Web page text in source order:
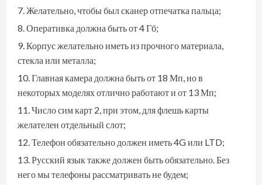
Желательно, чтобы был сканер отпечатка пальца;
Оперативка должна быть от 4 Гб;
Корпус желательно иметь из прочного материала,
стекла или металла;
Главная камера должна быть от 18 Мп, но в
некоторых моделях отлично работают и от 13 Мп;
Число сим карт 2, при этом, для флешь карты
желателен отдельный слот;
Телефон обязательно должен иметь 4G или LTD;
Русский язык также должен быть обязательно. Без
него мы телефоны рассматривать не будем;